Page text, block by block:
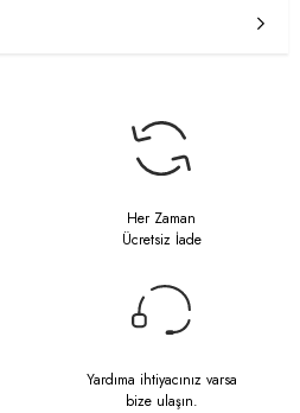
Her Zaman
Ücretsiz İade
Yardıma ihtiyacınız varsa
bize ulaşın.